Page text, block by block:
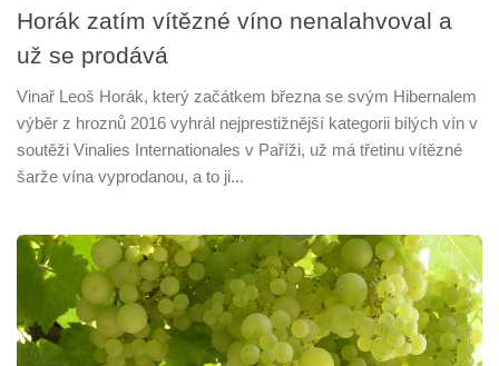
Horák zatím vítězné víno nenalahvoval a
už se prodává
Vinař Leoš Horák, který začátkem března se svým Hibernalem
výběr z hroznů 2016 vyhrál nejprestižnější kategorii bílých vín v
soutěži Vinalies Internationales v Paříži, už má třetinu vítězné
šarže vína vyprodanou, a to ji...